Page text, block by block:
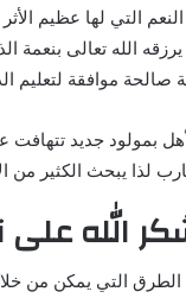
التي لها عظيم
الله تعالى بنعمة
صالحة موافقة لتعليم
بمولود جديد
لذا يبحث الكثير
الله على
الطرق التي يمكن من